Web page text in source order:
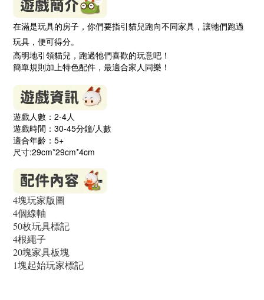
在滿是玩具的房子，你們要指引貓兒跑向不同家具，讓牠們跑過
玩具，便可得分。
高明地引領貓兒，跑過牠們喜歡的玩意吧！
簡單規則加上特色配件，最適合家人同樂！
遊戲人數：2-4人
遊戲時間：30-45分鐘/人數
適合年齡：5+
尺寸:29cm*29cm*4cm
4塊玩家版圖
4個線軸
50枚玩具標記
4根繩子
20塊家具板塊
1塊起始玩家標記